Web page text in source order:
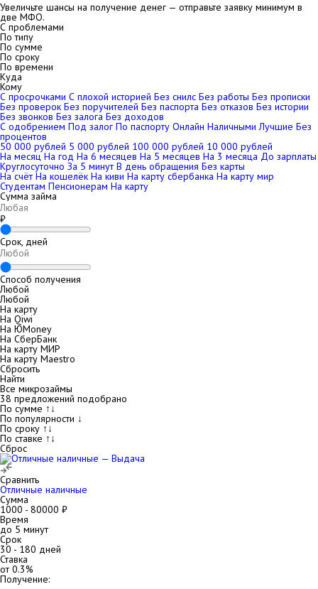
Увеличьте шансы на получение денег — отправьте заявку минимум в
две МФО.
С проблемами
По типу
По сумме
По сроку
По времени
Куда
Кому
С просрочками С плохой историей Без снилс Без работы Без прописки
Без проверок Без поручителей Без паспорта Без отказов Без истории
Без звонков Без залога Без доходов
С одобрением Под залог По паспорту Онлайн Наличными Лучшие Без
процентов
50 000 рублей 5 000 рублей 100 000 рублей 10 000 рублей
На месяц На год На 6 месяцев На 5 месяцев На 3 месяца До зарплаты
Круглосуточно За 5 минут В день обращения Без карты
На счёт На кошелёк На киви На карту сбербанка На карту мир
Студентам Пенсионерам На карту
Сумма займа
₽
Срок, дней
Способ получения
Любой
Любой
На карту
На Qiwi
На ЮMoney
На СберБанк
На карту МИР
На карту Maestro
Сбросить
Найти
Все микрозаймы
38 предложений подобрано
По сумме ↑↓
По популярности ↓
По сроку ↑↓
По ставке ↑↓
Сброс
Сравнить
Отличные наличные
Сумма
1000 - 80000 ₽
Время
до 5 минут
Срок
30 - 180 дней
Ставка
от0.3%
Получение: